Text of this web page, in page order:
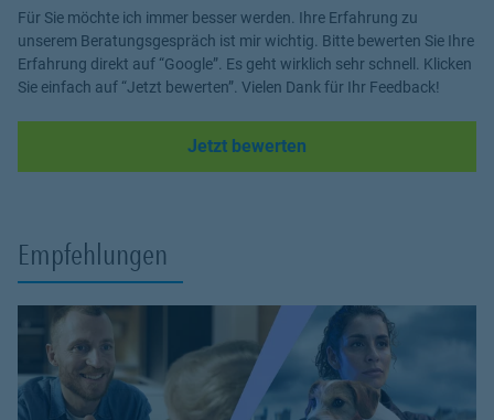
Ihr Barmenia Versicherungs-Team AGENTUR Koꞔ in
Wermelskirchen
#MachenWirGern Barmenia Einfach. Menschlich.
Für Sie möchte ich immer besser werden. Ihre Erfahrung zu
unserem Beratungsgespräch ist mir wichtig. Bitte bewerten Sie Ihre
Erfahrung direkt auf “Google”. Es geht wirklich sehr schnell. Klicken
Sie einfach auf “Jetzt bewerten”. Vielen Dank für Ihr Feedback!
Jetzt bewerten
Empfehlungen